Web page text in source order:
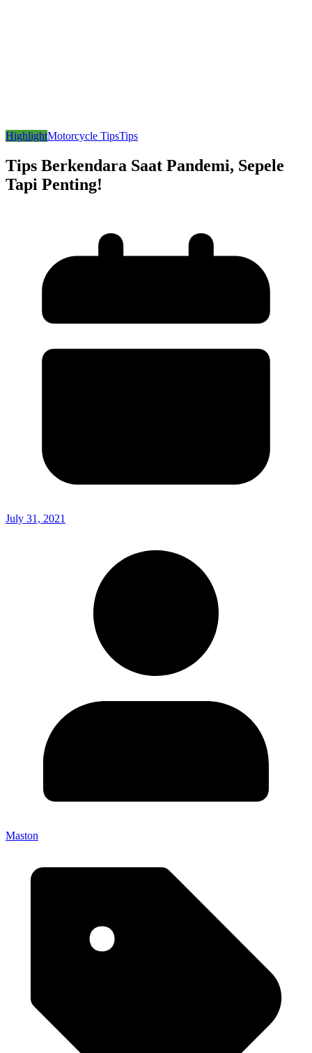
HighlightMotorcycle TipsTips
Tips Berkendara Saat Pandemi, Sepele
Tapi Penting!
July 31, 2021
Maston